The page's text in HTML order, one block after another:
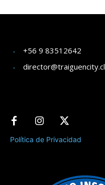
+56 9 83512642
director@traiguencity.cl
Política de Privacidad